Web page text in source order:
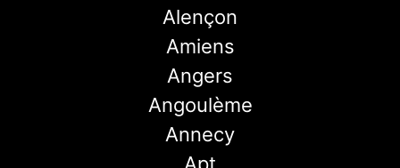
Alençon
Amiens
Angers
Angoulème
Annecy